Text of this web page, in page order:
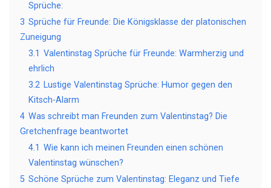
Sprüche:
3 Sprüche für Freunde: Die Königsklasse der platonischen
Zuneigung
3.1 Valentinstag Sprüche für Freunde: Warmherzig und
ehrlich
3.2 Lustige Valentinstag Sprüche: Humor gegen den
Kitsch-Alarm
4 Was schreibt man Freunden zum Valentinstag? Die
Gretchenfrage beantwortet
4.1 Wie kann ich meinen Freunden einen schönen
Valentinstag wünschen?
5 Schöne Sprüche zum Valentinstag: Eleganz und Tiefe